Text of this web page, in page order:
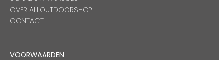
OVER ALLOUTDOORSHOP
CONTACT
VOORWAARDEN